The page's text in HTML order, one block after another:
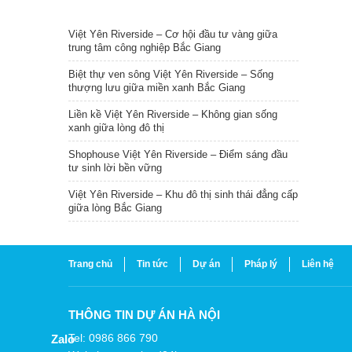
Việt Yên Riverside – Cơ hội đầu tư vàng giữa
trung tâm công nghiệp Bắc Giang
Biệt thự ven sông Việt Yên Riverside – Sống
thượng lưu giữa miền xanh Bắc Giang
Liền kề Việt Yên Riverside – Không gian sống
xanh giữa lòng đô thị
Shophouse Việt Yên Riverside – Điểm sáng đầu
tư sinh lời bền vững
Việt Yên Riverside – Khu đô thị sinh thái đẳng cấp
giữa lòng Bắc Giang
Trang chủ Tin tức Dự án Pháp lý Liên hệ
THÔNG TIN DỰ ÁN HÀ NỘI
Tel: 0986 866 790
Zalo